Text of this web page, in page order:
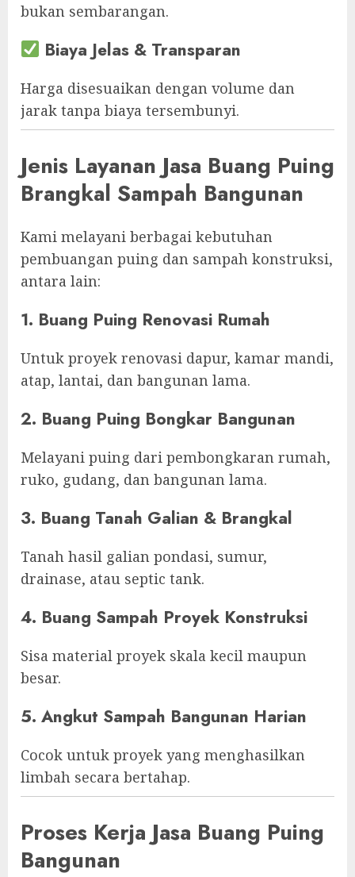
bukan sembarangan.
Biaya Jelas & Transparan
Harga disesuaikan dengan volume dan
jarak tanpa biaya tersembunyi.
Jenis Layanan Jasa Buang Puing
Brangkal Sampah Bangunan
Kami melayani berbagai kebutuhan
pembuangan puing dan sampah konstruksi,
antara lain:
1. Buang Puing Renovasi Rumah
Untuk proyek renovasi dapur, kamar mandi,
atap, lantai, dan bangunan lama.
2. Buang Puing Bongkar Bangunan
Melayani puing dari pembongkaran rumah,
ruko, gudang, dan bangunan lama.
3. Buang Tanah Galian & Brangkal
Tanah hasil galian pondasi, sumur,
drainase, atau septic tank.
4. Buang Sampah Proyek Konstruksi
Sisa material proyek skala kecil maupun
besar.
5. Angkut Sampah Bangunan Harian
Cocok untuk proyek yang menghasilkan
limbah secara bertahap.
Proses Kerja Jasa Buang Puing
Bangunan